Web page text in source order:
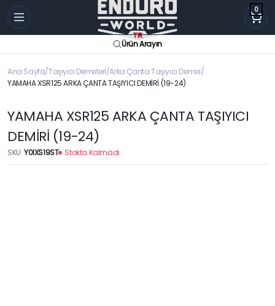
0
Ürün Arayın
Ana Sayfa Taşıyıcı Demirleri Arka Çanta Taşıyıcı Demiri
YAMAHA XSR125 ARKA ÇANTA TAŞIYICI DEMİRİ (19-24)
YAMAHA XSR125 ARKA ÇANTA TAŞIYICI
DEMİRİ (19-24)
SKU:Y0IXS19ST Stokta Kalmadı